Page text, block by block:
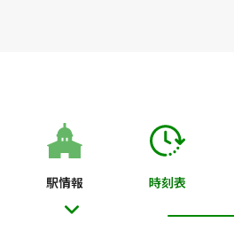
駅情報 時刻表